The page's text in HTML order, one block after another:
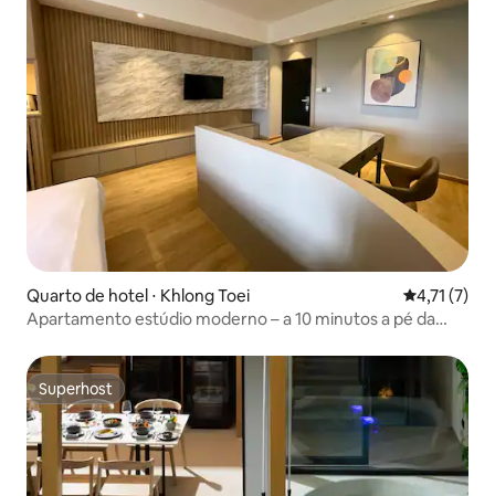
Quarto de hotel ⋅ Khlong Toei 4,71 de
4,71 (7)
Apartamento estúdio moderno – a 10 minutos a pé da
Superhost
Superhost